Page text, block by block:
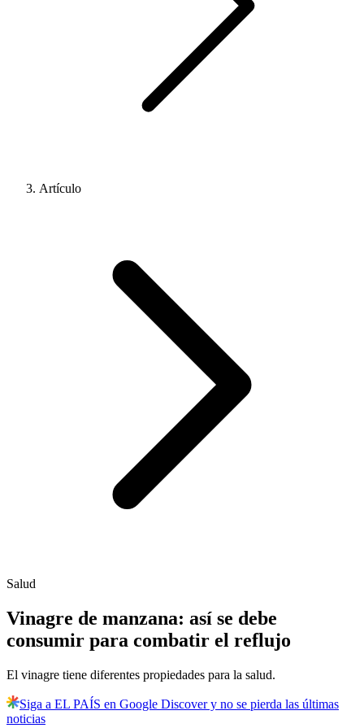
Artículo
Salud
Vinagre de manzana: así se debe
consumir para combatir el reflujo
El vinagre tiene diferentes propiedades para la salud.
Siga a EL PAÍS en Google Discover y no se pierda las últimas
noticias